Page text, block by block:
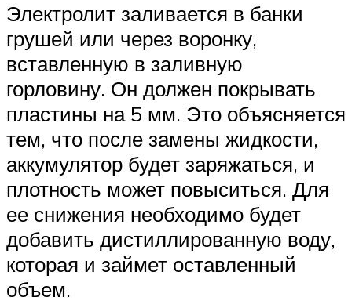
Электролит заливается в банки
грушей или через воронку,
вставленную в заливную
горловину. Он должен покрывать
пластины на 5 мм. Это объясняется
тем, что после замены жидкости,
аккумулятор будет заряжаться, и
плотность может повыситься. Для
ее снижения необходимо будет
добавить дистиллированную воду,
которая и займет оставленный
объем.